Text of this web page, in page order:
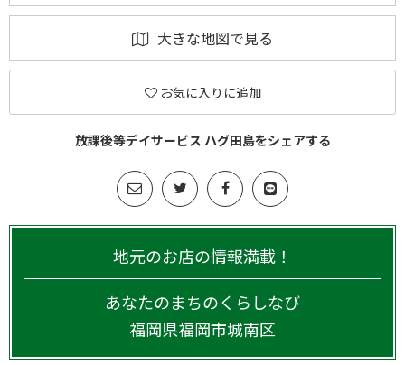
大きな地図で見る
お気に入りに追加
放課後等デイサービス ハグ田島をシェアする
地元のお店の情報満載！
あなたのまちのくらしなび
福岡県福岡市城南区